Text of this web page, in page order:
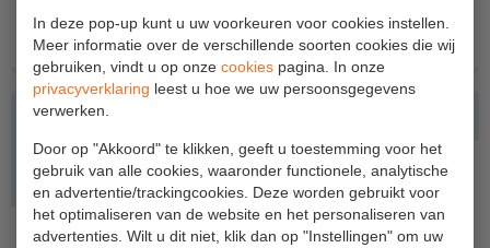
In deze pop-up kunt u uw voorkeuren voor cookies instellen.
Meer informatie over de verschillende soorten cookies die wij
gebruiken, vindt u op onze cookies pagina. In onze
privacyverklaring leest u hoe we uw persoonsgegevens
verwerken.
Door op "Akkoord" te klikken, geeft u toestemming voor het
gebruik van alle cookies, waaronder functionele, analytische
en advertentie/trackingcookies. Deze worden gebruikt voor
het optimaliseren van de website en het personaliseren van
advertenties. Wilt u dit niet, klik dan op "Instellingen" om uw
Telescoop hoogwerkers
Knikarmhoogwerkers
Spinhoogwerkers
Schaarhoogwerkers
Masthoogwerkers
Autohoogwerkers
ACCESSOIRES
ANKERSET TBV ROLSTEIGER